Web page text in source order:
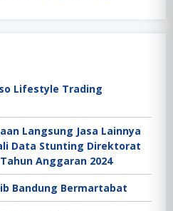
Lifestyle Trading
Langsung Jasa Lainnya
Data Stunting Direktorat
Anggaran 2024
Bandung Bermartabat